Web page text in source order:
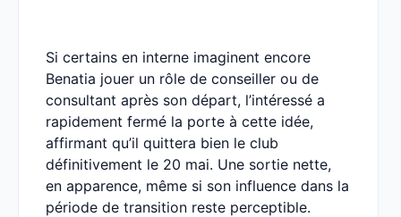
Si certains en interne imaginent encore
Benatia jouer un rôle de conseiller ou de
consultant après son départ, l’intéressé a
rapidement fermé la porte à cette idée,
affirmant qu’il quittera bien le club
définitivement le 20 mai. Une sortie nette,
en apparence, même si son influence dans la
période de transition reste perceptible.